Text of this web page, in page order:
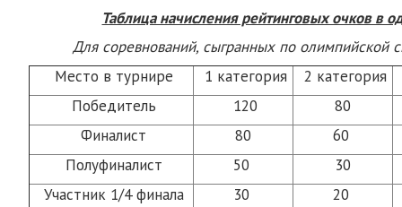
Таблица начисления рейтинговых очков в
Для соревнований, сыгранных по
Место в турнире
1 категория 2 категория
Победитель
120
80
Финалист
80
60
Полуфиналист
50
30
Участник 1/4 финала
30
20